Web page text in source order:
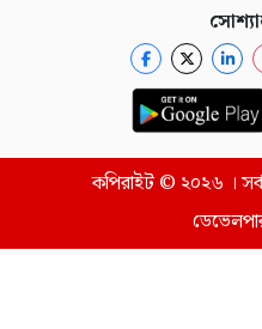
কপিরাইট © ২০২৬ ।